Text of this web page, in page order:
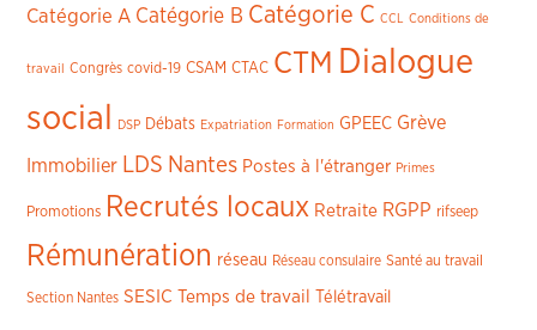
Catégorie A Catégorie B Catégorie C CCL Conditions de
travail Congrès covid-19 CSAM CTAC CTM Dialogue
social
DSP Débats Expatriation Formation GPEEC Grève
Immobilier LDS Nantes Postes à l'étranger Primes
Promotions Recrutés locaux Retraite RGPP rifseep
Rémunération réseau Réseau consulaire Santé au travail
Section Nantes SESIC Temps de travail Télétravail